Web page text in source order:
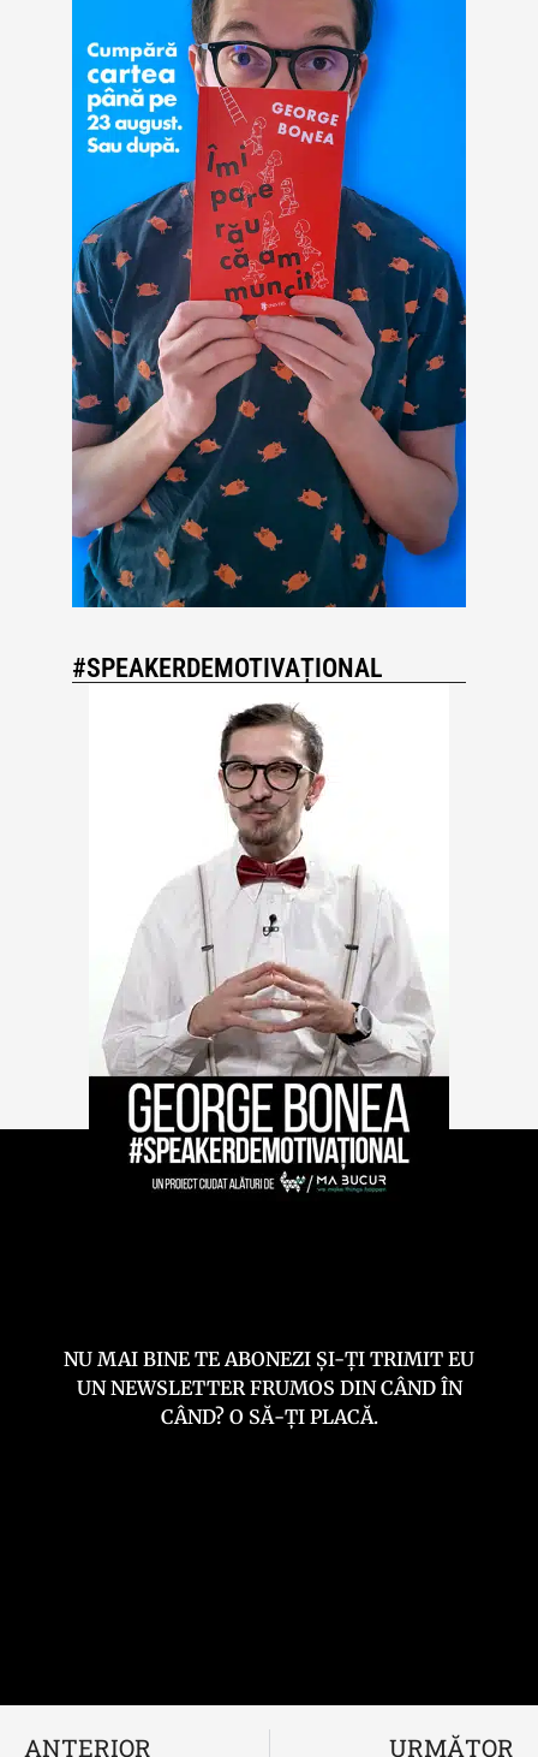
#SPEAKERDEMOTIVAȚIONAL
NU MAI BINE TE ABONEZI ȘI-ȚI TRIMIT EU
UN NEWSLETTER FRUMOS DIN CÂND ÎN
CÂND? O SĂ-ȚI PLACĂ.
ANTERIOR URMĂTOR